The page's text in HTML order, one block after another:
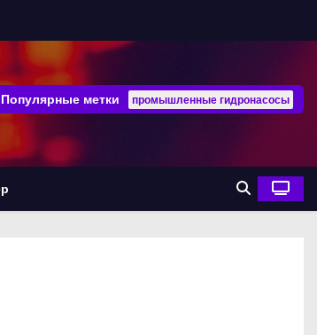
Популярные метки промышленные гидронасосы